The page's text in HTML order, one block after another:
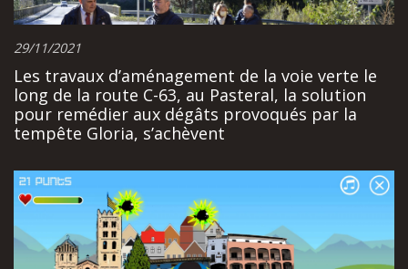
29/11/2021
Les travaux d’aménagement de la voie verte le
long de la route C-63, au Pasteral, la solution
pour remédier aux dégâts provoqués par la
tempête Gloria, s’achèvent